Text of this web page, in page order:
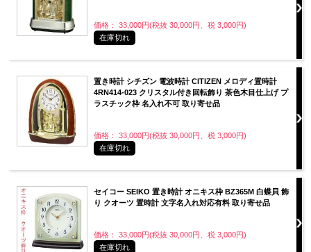
価格： 33,000円(税抜 30,000円、税 3,000円)
在庫切れ
置き時計 シチズン 電波時計 CITIZEN メロディ置時計
4RN414-023 クリスタル付き回転飾り 茶色木目仕上げ プ
ラスチック枠 名入れ不可 取り寄せ品
価格： 33,000円(税抜 30,000円、税 3,000円)
在庫切れ
セイコー SEIKO 置き時計 オニキス枠 BZ365M 白蝶貝 飾
り クオーツ 置時計 文字名入れ対応有料 取り寄せ品
価格： 33,000円(税抜 30,000円、税 3,000円)
在庫切れ